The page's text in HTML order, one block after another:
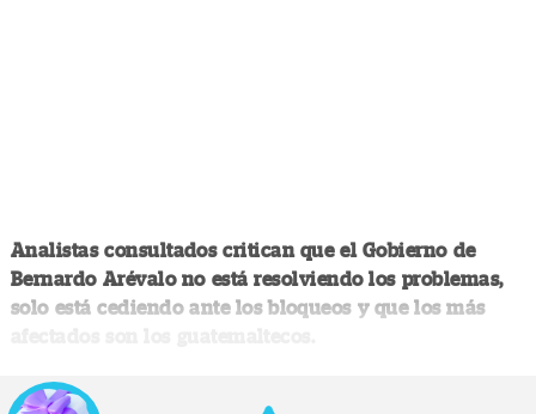
Analistas consultados critican que el Gobierno de
Bernardo Arévalo no está resolviendo los problemas,
solo está cediendo ante los bloqueos y que los más